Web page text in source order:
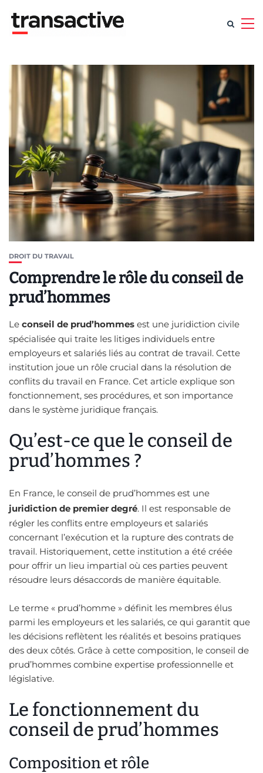
DROIT DU TRAVAIL
Comprendre le rôle du conseil de
prud’hommes
Le conseil de prud’hommes est une juridiction civile
spécialisée qui traite les litiges individuels entre
employeurs et salariés liés au contrat de travail. Cette
institution joue un rôle crucial dans la résolution de
conflits du travail en France. Cet article explique son
fonctionnement, ses procédures, et son importance
dans le système juridique français.
Qu’est-ce que le conseil de
prud’hommes ?
En France, le conseil de prud’hommes est une
juridiction de premier degré. Il est responsable de
régler les conflits entre employeurs et salariés
concernant l’exécution et la rupture des contrats de
travail. Historiquement, cette institution a été créée
pour offrir un lieu impartial où ces parties peuvent
résoudre leurs désaccords de manière équitable.
Le terme « prud’homme » définit les membres élus
parmi les employeurs et les salariés, ce qui garantit que
les décisions reflètent les réalités et besoins pratiques
des deux côtés. Grâce à cette composition, le conseil de
prud’hommes combine expertise professionnelle et
législative.
Le fonctionnement du
conseil de prud’hommes
Composition et rôle